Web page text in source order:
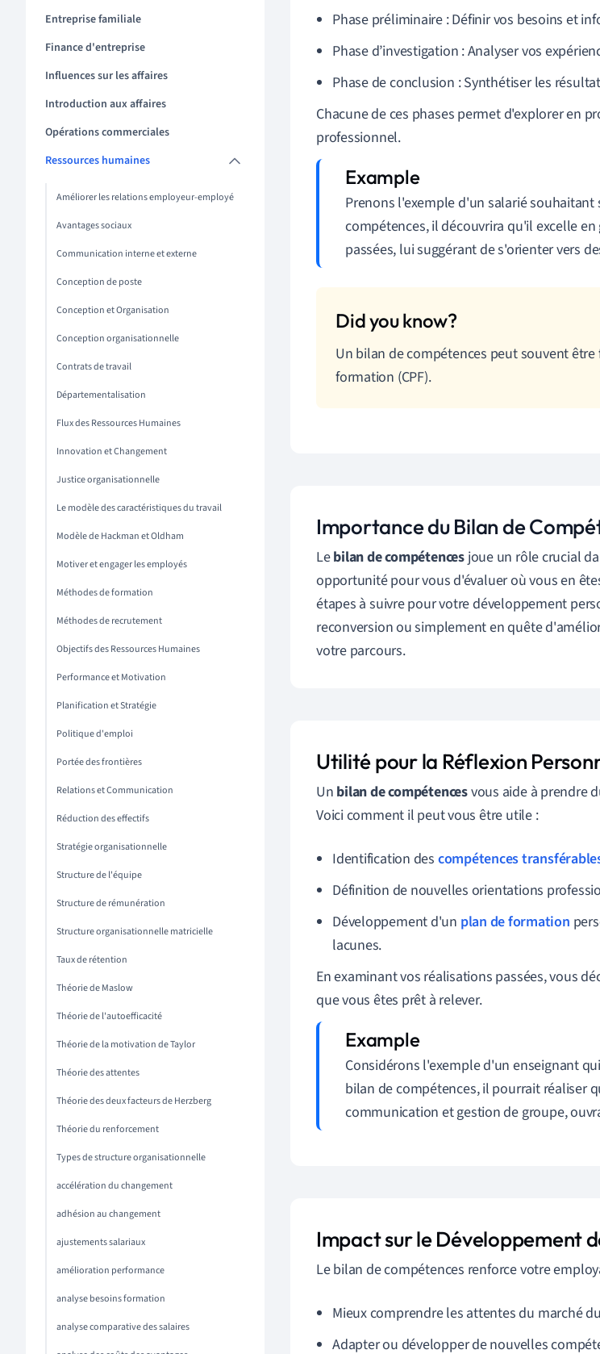
Entreprise familiale
Finance d'entreprise
Influences sur les affaires
Introduction aux affaires
Opérations commerciales
Ressources humaines
Améliorer les relations employeur-employé
Avantages sociaux
Communication interne et externe
Conception de poste
Conception et Organisation
Conception organisationnelle
Contrats de travail
Départementalisation
Flux des Ressources Humaines
Innovation et Changement
Justice organisationnelle
Le modèle des caractéristiques du travail
Modèle de Hackman et Oldham
Motiver et engager les employés
Méthodes de formation
Méthodes de recrutement
Objectifs des Ressources Humaines
Performance et Motivation
Planification et Stratégie
Politique d'emploi
Portée des frontières
Relations et Communication
Réduction des effectifs
Stratégie organisationnelle
Structure de l'équipe
Structure de rémunération
Structure organisationnelle matricielle
Taux de rétention
Théorie de Maslow
Théorie de l'autoefficacité
Théorie de la motivation de Taylor
Théorie des attentes
Théorie des deux facteurs de Herzberg
Théorie du renforcement
Types de structure organisationnelle
accélération du changement
adhésion au changement
ajustements salariaux
amélioration performance
analyse besoins formation
analyse comparative des salaires
Phase préliminaire : Définir vos besoins et
Phase d’investigation : Analyser vos
Phase de conclusion : Synthétiser les
Chacune de ces phases permet d'explorer en
professionnel.
Prenons l'exemple d'un salarié
compétences, il découvrira qu'il excelle
passées, lui suggérant de s'orienter vers
Un bilan de compétences peut souvent
formation (CPF).
Importance du Bilan de
Lebilan de compétencesjoue un rôle crucial
opportunité pour vous d'évaluer où vous en
étapes à suivre pour votre développement
reconversion ou simplement en quête
votre parcours.
Utilité pour la Réflexion
Un bilan de compétencesvous aide à prendre
Voici comment il peut vous être utile :
Identification des compétences
Définition de nouvelles orientations
Développement d'un plan de formation
lacunes.
En examinant vos réalisations passées, vous
que vous êtes prêt à relever.
Considérons l'exemple d'un enseignant
bilan de compétences, il pourrait réaliser
communication et gestion de groupe,
Impact sur le Développement
Le bilan de compétences renforce votre
Mieux comprendre les attentes du marché
Adapter ou développer de nouvelles